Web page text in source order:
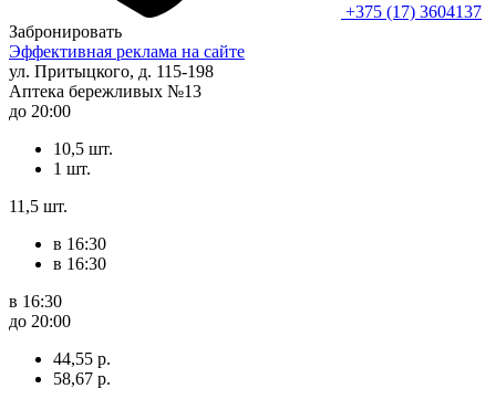
+375 (17) 3604137
Забронировать
Эффективная реклама на сайте
ул. Притыцкого, д. 115-198
Аптека бережливых №13
до 20:00
10,5 шт.
1 шт.
11,5 шт.
в 16:30
в 16:30
в 16:30
до 20:00
44,55 р.
58,67 р.